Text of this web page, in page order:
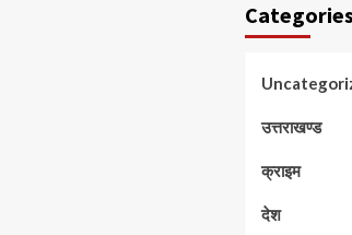
Categories
उत्तराखण्ड
क्राइम
देश